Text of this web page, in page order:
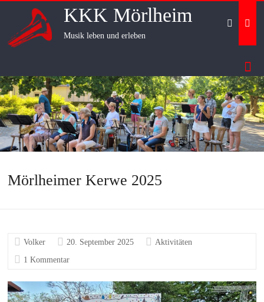
content
KKK Mörlheim
Musik leben und erleben
Mörlheimer Kerwe 2025
Volker 20. September 2025
Aktivitäten
1 Kommentar